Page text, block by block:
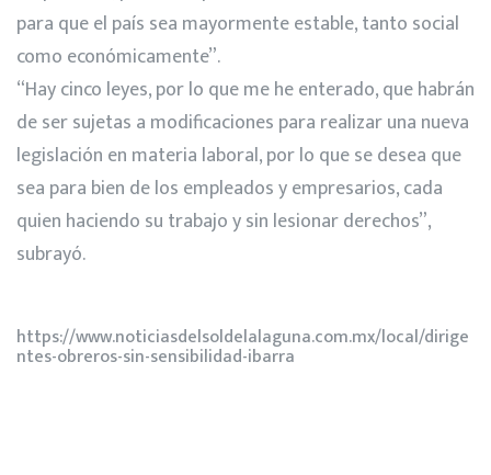
para que el país sea mayormente estable, tanto social
como económicamente”.
“Hay cinco leyes, por lo que me he enterado, que habrán
de ser sujetas a modificaciones para realizar una nueva
legislación en materia laboral, por lo que se desea que
sea para bien de los empleados y empresarios, cada
quien haciendo su trabajo y sin lesionar derechos”,
subrayó.
https://www.noticiasdelsoldelalaguna.com.mx/local/dirige
ntes-obreros-sin-sensibilidad-ibarra